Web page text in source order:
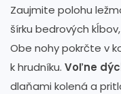
Zaujmite polohu
šírku bedrových
Obe nohy pokrčte v
k hrudníku. Voľne
dlaňami kolená a